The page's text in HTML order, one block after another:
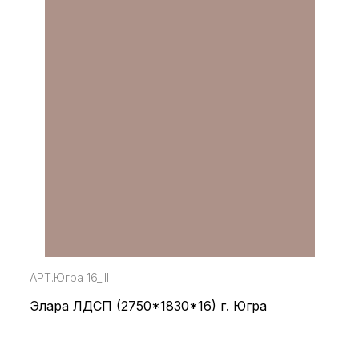
АРТ.Югра 16_III
Элара ЛДСП (2750*1830*16) г. Югра